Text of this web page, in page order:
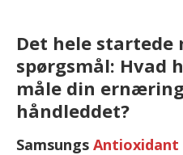
Det hele startede
spørgsmål: Hvad
måle din
håndleddet?
Samsungs Antioxidant